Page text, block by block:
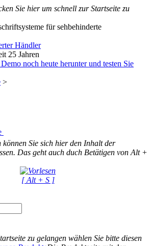
Sie hier um schnell zur Startseite zu
für sehbehinderte
25 Jahren
noch heute herunter und testen Sie
>
können Sie sich hier den Inhalt der
Das geht auch duch Betätigen von Alt +
[ Alt + S ]
zu gelangen wählen Sie bitte diesen